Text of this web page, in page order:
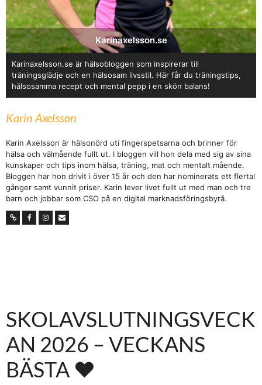
Karinaxelsson.se
Karinaxelsson.se är hälsobloggen som inspirerar till
träningsglädje och en hälsosam livsstil. Här får du träningstips,
hälsosamma recept och mental pepp i en skön balans!
Karin Axelsson
Karin Axelsson är hälsonörd uti fingerspetsarna och brinner för
hälsa och välmående fullt ut. I bloggen vill hon dela med sig av sina
kunskaper och tips inom hälsa, träning, mat och mentalt mående.
Bloggen har hon drivit i över 15 år och den har nominerats ett flertal
gånger samt vunnit priser. Karin lever livet fullt ut med man och tre
barn och jobbar som CSO på en digital marknadsföringsbyrå.
SKOLAVSLUTNINGSVECK
AN 2026 – VECKANS
BÄSTA ♥